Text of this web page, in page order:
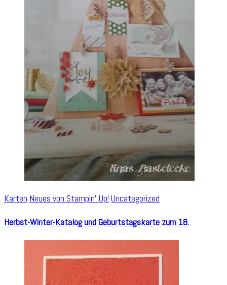
Karten Neues von Stampin' Up! Uncategorized
Herbst-Winter-Katalog und Geburtstagskarte zum 18.